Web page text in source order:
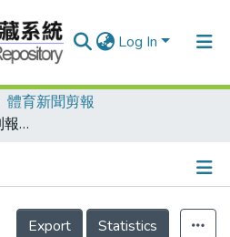
Log In
體育新聞剪報
中正杯國際田徑賽系列報導一 5米5將高空對決 國內少見的撐竿跳盛筵
Details
Export
Statistics